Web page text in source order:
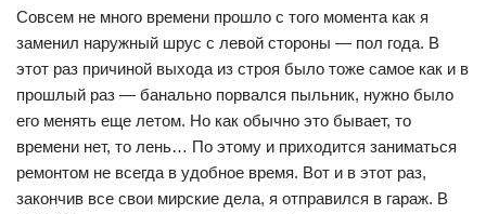
Совсем не много времени прошло с того момента как я
заменил наружный шрус с левой стороны — пол года. В
этот раз причиной выхода из строя было тоже самое как и в
прошлый раз — банально порвался пыльник, нужно было
его менять еще летом. Но как обычно это бывает, то
времени нет, то лень… По этому и приходится заниматься
ремонтом не всегда в удобное время. Вот и в этот раз,
закончив все свои мирские дела, я отправился в гараж. В